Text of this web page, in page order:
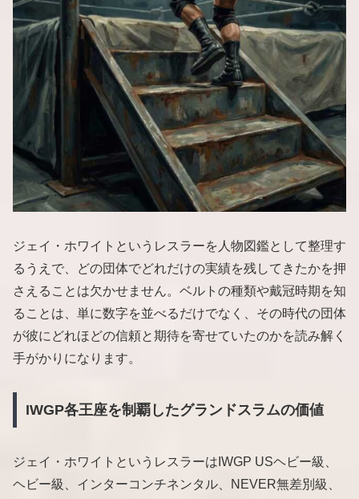
ジェイ・ホワイトというレスラーを人物図鑑として整理す
るうえで、どの団体でどれだけの実績を残してきたかを押
さえることは欠かせません。ベルトの種類や戴冠時期を知
ることは、単に数字を並べるだけでなく、その時代の団体
が彼にどれほどの信頼と期待を寄せていたのかを読み解く
手がかりになります。
IWGP各王座を制覇したグランドスラムの価値
ジェイ・ホワイトというレスラーはIWGP USヘビー級、
ヘビー級、インターコンチネンタル、NEVER無差別級、